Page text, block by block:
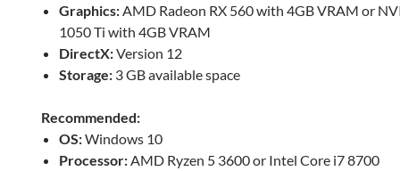
Graphics: AMD Radeon RX 560 with 4GB VRAM or
1050 Ti with 4GB VRAM
DirectX:Version 12
Storage: 3 GB available space
Recommended:
OS:Windows 10
Processor: AMD Ryzen 5 3600 or Intel Core i7 8700